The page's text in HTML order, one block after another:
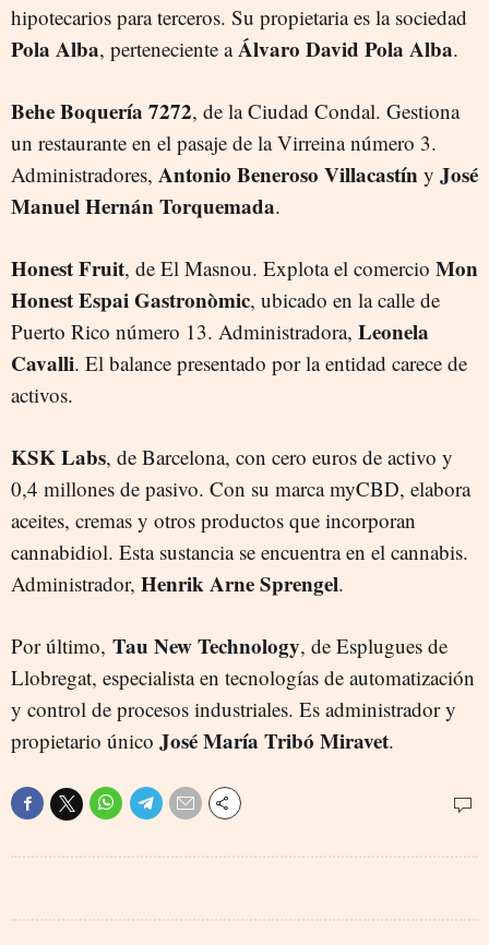
hipotecarios para terceros. Su propietaria es la sociedad
Pola Alba, perteneciente aÁlvaro David Pola Alba.
Behe Boquería 7272, de la Ciudad Condal. Gestiona
un restaurante en el pasaje de la Virreina número 3.
Administradores, Antonio Beneroso Villacastín y José
Manuel Hernán Torquemada.
Honest Fruit, de El Masnou. Explota el comercio Mon
Honest EspaiGastronòmic, ubicado en la calle de
Puerto Rico número 13. Administradora, Leonela
Cavalli. El balance presentado por la entidad carece de
activos.
KSK Labs, de Barcelona, con cero euros de activo y
0,4 millones de pasivo. Con su marca myCBD, elabora
aceites, cremas y otros productos que incorporan
cannabidiol. Esta sustancia se encuentra en el cannabis.
Administrador, Henrik Arne Sprengel.
Por último, Tau New Technology, de Esplugues de
Llobregat, especialista en tecnologías de automatización
y control de procesos industriales. Es administrador y
propietario único José María Tribó Miravet.